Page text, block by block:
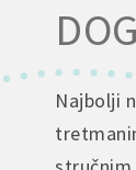
Najbolji